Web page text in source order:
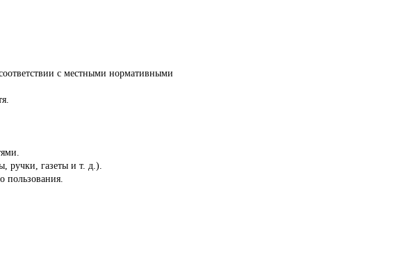
с местными нормативными
ручки, газеты и т. д.).
пользования.